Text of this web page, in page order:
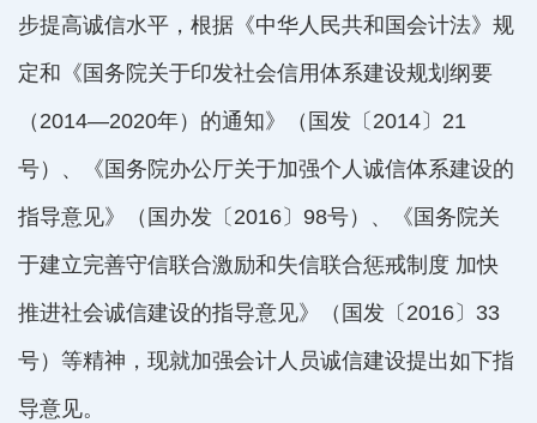
步提高诚信水平，根据《中华人民共和国会计法》规
定和《国务院关于印发社会信用体系建设规划纲要
（ 2014—2020年）的通知》（国发〔 2014 〕 21
号）、《国务院办公厅关于加强个人诚信体系建设的
指导意见》（国办发〔 2016 〕 98号）、《国务院关
于建立完善守信联合激励和失信联合惩戒制度 加快
推进社会诚信建设的指导意见》（国发〔 2016 〕 33
号）等精神，现就加强会计人员诚信建设提出如下指
导意见。